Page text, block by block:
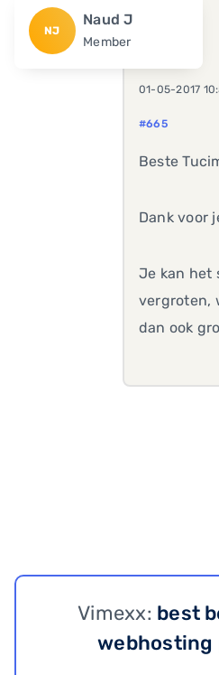
NJ
Naud J
Member
01-05-2017
#665
Beste
Dank voor
Je kan het
vergroten,
dan ook
Vimexx: best
webhosting